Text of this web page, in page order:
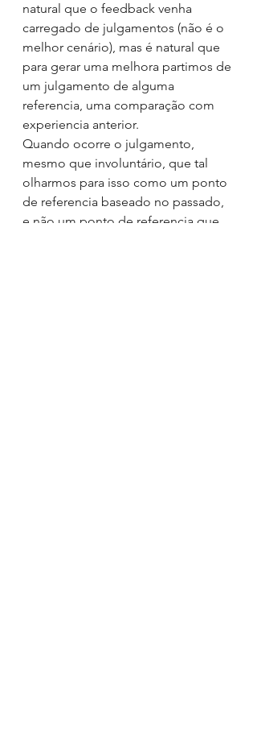
natural que o feedback venha
carregado de julgamentos (não é o
melhor cenário), mas é natural que
para gerar uma melhora partimos de
um julgamento de alguma
referencia, uma comparação com
experiencia anterior.
Quando ocorre o julgamento,
mesmo que involuntário, que tal
olharmos para isso como um ponto
de referencia baseado no passado,
e não um ponto de referencia que